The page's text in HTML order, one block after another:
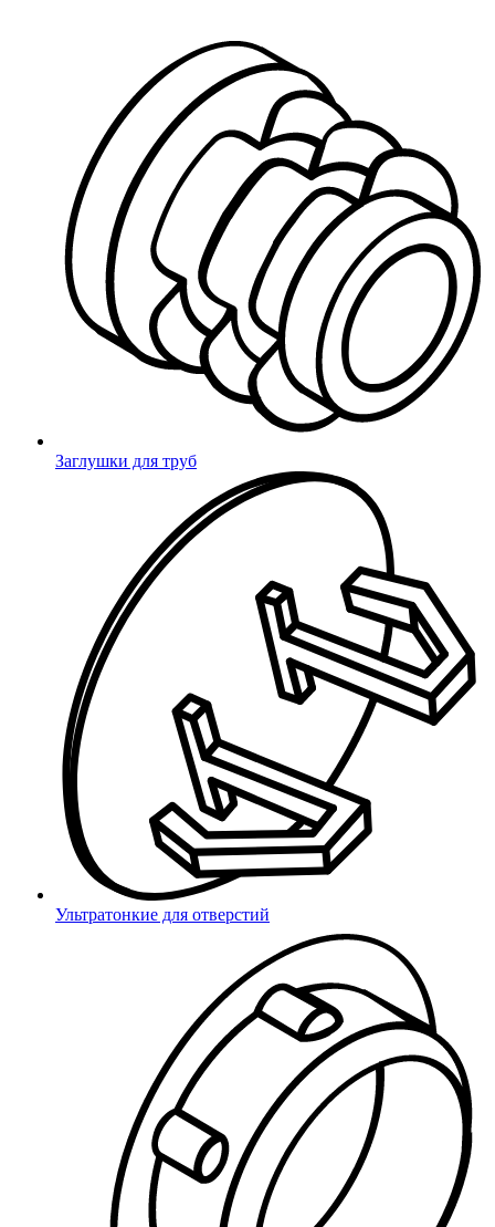
8 (800) 333 03 59
Ваш город Липецк?
Да
Заглушки для труб
Ультратонкие для отверстий
Миниворкс Корзина товаров
Корзина
В приложении дешевле!
Доступно в
Ваша корзина пуста
Для добавления товаров в корзину:
Перейдите в каталог